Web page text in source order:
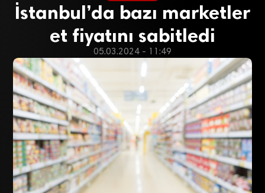
İstanbul’da bazı marketler
et fiyatını sabitledi
05.03.2024 - 11:49